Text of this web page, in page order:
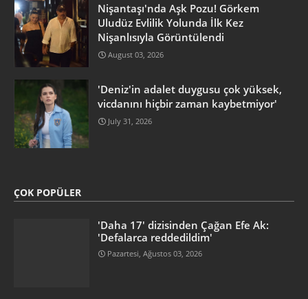
Nişantaşı'nda Aşk Pozu! Görkem
Uludüz Evlilik Yolunda İlk Kez
Nişanlısıyla Görüntülendi
August 03, 2026
'Deniz'in adalet duygusu çok yüksek,
vicdanını hiçbir zaman kaybetmiyor'
July 31, 2026
ÇOK POPÜLER
'Daha 17' dizisinden Çağan Efe Ak:
'Defalarca reddedildim'
Pazartesi, Ağustos 03, 2026